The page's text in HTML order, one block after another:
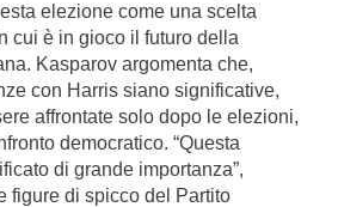
elezione come una scelta
cui è in gioco il futuro della
Kasparov argomenta che,
con Harris siano significative,
affrontate solo dopo le elezioni,
democratico. “Questa
di grande importanza”,
figure di spicco del Partito